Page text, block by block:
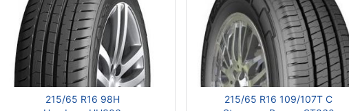
215/65 R16 98H
215/65 R16 109/107T C